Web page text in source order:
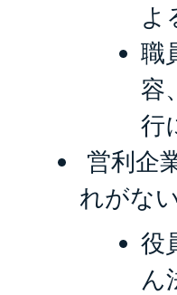
よ
職
容
行
営利企
れがな
役
ん